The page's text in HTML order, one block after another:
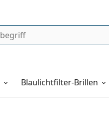
Blaulichtfilter-Brillen